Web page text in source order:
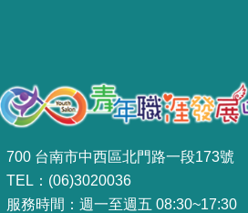
700 台南市中西區北門路一段173號
TEL：(06)3020036
服務時間：週一至週五 08:30~17:30